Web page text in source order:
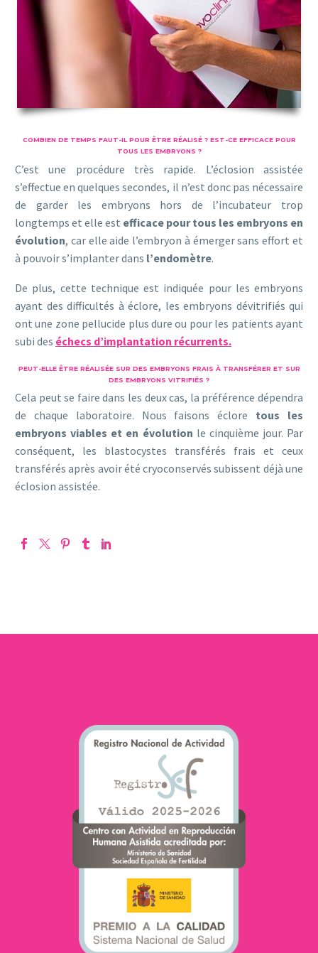
COMBIEN DE TEMPS FAUT-IL POUR ÊTRE RÉALISÉ ? EST-CE EFFICACE POUR
TOUS LES EMBRYONS ?
C’est une procédure très rapide. L’éclosion assistée
s’effectue en quelques secondes, il n’est donc pas nécessaire
de garder les embryons hors de l’incubateur trop
longtemps et elle est efficace pour tous les embryons en
évolution, car elle aide l’embryon à émerger sans effort et
à pouvoir s’implanter dans l’endomètre.
De plus, cette technique est indiquée pour les embryons
ayant des difficultés à éclore, les embryons dévitrifiés qui
ont une zone pellucide plus dure ou pour les patients ayant
subi des échecs d’implantation récurrents.
PEUT-ELLE ÊTRE RÉALISÉE SUR DES EMBRYONS FRAIS À TRANSFÉRER ET SUR
DES EMBRYONS VITRIFIÉS ?
Cela peut se faire dans les deux cas, la préférence dépendra
de chaque laboratoire. Nous faisons éclore tous les
embryons viables et en évolution le cinquième jour. Par
conséquent, les blastocystes transférés frais et ceux
transférés après avoir été cryoconservés subissent déjà une
éclosion assistée.